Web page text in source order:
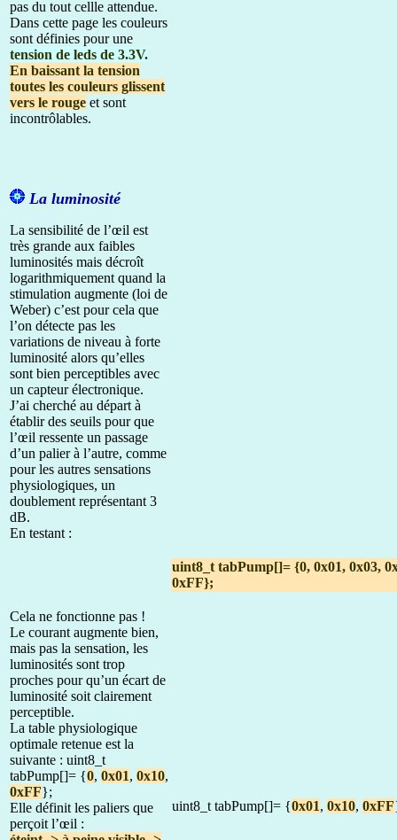
pas du tout cellle attendue.
Dans cette page les couleurs
sont définies pour une
tension de leds de 3.3V.
En baissant la tension
toutes les couleurs glissent
vers le rouge et sont
incontrôlables.
La luminosité
La sensibilité de l’œil est
très grande aux faibles
luminosités mais décroît
logarithmiquement quand la
stimulation augmente (loi de
Weber) c’est pour cela que
l’on détecte pas les
variations de niveau à forte
luminosité alors qu’elles
sont bien perceptibles avec
un capteur électronique.
J’ai cherché au départ à
établir des seuils pour que
l’œil ressente un passage
d’un palier à l’autre, comme
pour les autres sensations
physiologiques, un
doublement représentant 3
dB.
En testant :
uint8_t tabPump[]= {0, 0x01, 0x03,
0xFF};
Cela ne fonctionne pas !
Le courant augmente bien,
mais pas la sensation, les
luminosités sont trop
proches pour qu’un écart de
luminosité soit clairement
perceptible.
La table physiologique
optimale retenue est la
suivante : uint8_t
tabPump[]= {0, 0x01, 0x10,
0xFF};
Elle définit les paliers que
perçoit l’œil :
uint8_t tabPump[]= {0x01, 0x10, 0xFF